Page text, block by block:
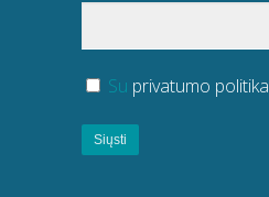
Su privatumo politika